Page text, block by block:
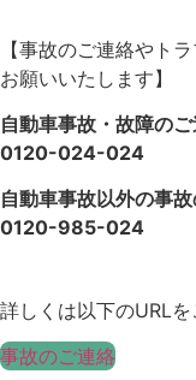
【事故のご連絡やト
お願いいたします】
自動車事故・故障の
0120-024-024
自動車事故以外の事
0120-985-024
詳しくは以下のURLを
事故のご連絡